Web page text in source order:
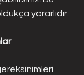
yararlıdır.